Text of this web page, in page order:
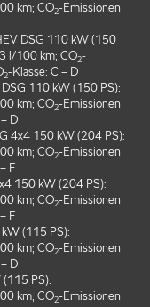
km; CO2-Emissionen
DSG 110 kW (150
l/100 km; CO2-
2-Klasse: C – D
DSG 110 kW (150 PS):
km; CO2-Emissionen
D
4x4 150 kW (204 PS):
km; CO2-Emissionen
F
150 kW (204 PS):
km; CO2-Emissionen
F
kW (115 PS):
km; CO2-Emissionen
D
(115 PS):
km; CO2-Emissionen